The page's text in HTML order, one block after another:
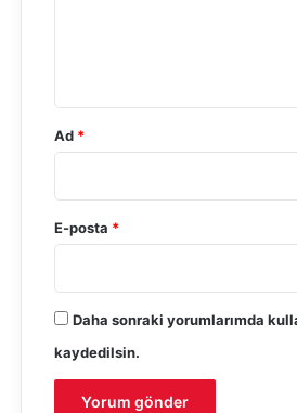
Ad *
E-posta *
Daha sonraki yorumlarımda
kaydedilsin.